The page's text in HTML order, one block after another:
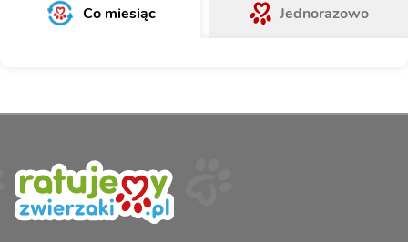
Co miesiąc Jednorazowo